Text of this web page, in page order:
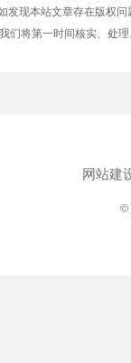
发现本站文章存在版权
我们将第一时间核实、处理
网站建
©